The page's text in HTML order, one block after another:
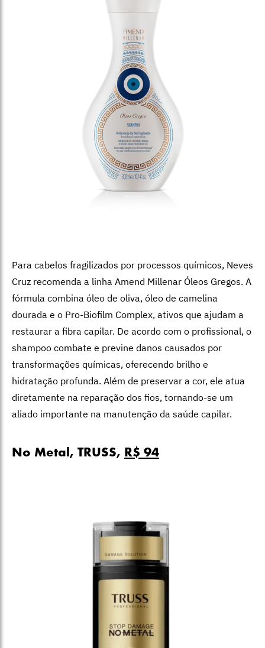
Para cabelos fragilizados por processos químicos, Neves
Cruz recomenda a linha Amend Millenar Óleos Gregos. A
fórmula combina óleo de oliva, óleo de camelina
dourada e o Pro-Biofilm Complex, ativos que ajudam a
restaurar a fibra capilar. De acordo com o profissional, o
shampoo combate e previne danos causados por
transformações químicas, oferecendo brilho e
hidratação profunda. Além de preservar a cor, ele atua
diretamente na reparação dos fios, tornando-se um
aliado importante na manutenção da saúde capilar.
No Metal, TRUSS, R$ 94